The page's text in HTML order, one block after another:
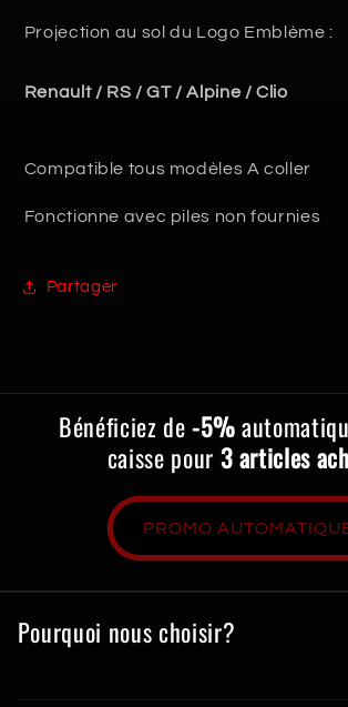
Projection au sol du Logo Emblème :
Renault / RS / GT / Alpine / Clio
Compatible tous modèles A coller
Fonctionne avec piles non fournies
Partager
Bénéficiez de-5%
caisse pour 3 articles
PROMO
Pourquoi nous choisir?